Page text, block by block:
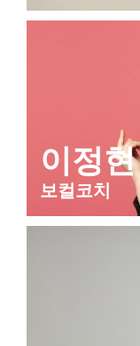
이정현
보컬코치